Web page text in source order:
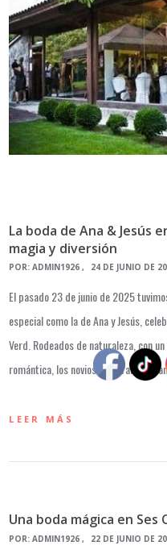
La boda de Ana & Jesús
magia y diversión
POR:ADMIN1926 24 DE JUNIO DE
El pasado 23 de junio de 2025
especial como la de Ana y Jesús,
Verd. Rodeados de naturaleza, con
romántica, los novios celebraron su
LEER MÁS
Una boda mágica en Ses
POR:ADMIN1926 22 DE JUNIO DE